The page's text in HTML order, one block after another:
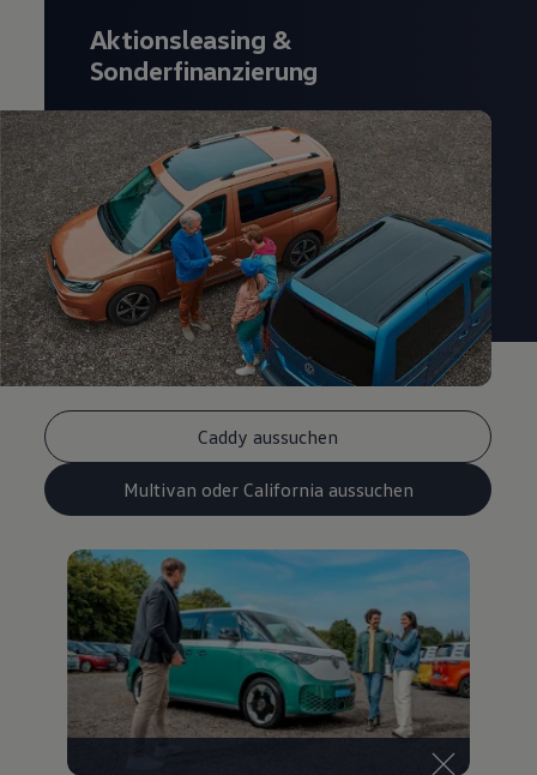
Caddy aussuchen
Multivan oder California aussuchen
Aktionsleasing &
Sonderfinanzierung